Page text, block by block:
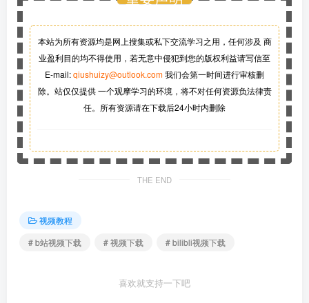
本站为所有资源均是网上搜集或私下交流学习之用，任何涉及 商
业盈利目的均不得使用，若无意中侵犯到您的版权利益请写信至
E-mail:qiushuizy@outlook.com我们会第一时间进行审核删
除。站仅仅提供 一个观摩学习的环境，将不对任何资源负法律责
任。所有资源请在下载后24小时内删除
THE END
视频教程
# b站视频下载
# 视频下载 # bilibli视频下载
喜欢就支持一下吧